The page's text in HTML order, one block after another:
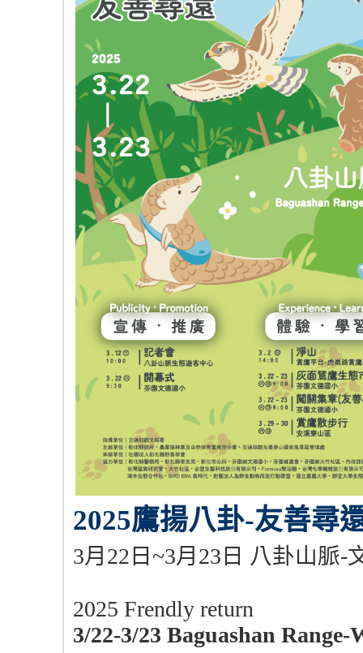
2025鷹揚八卦-友善尋
3月22日~3月23日 八卦山脈-
2025 Frendly return
3/22-3/23 Baguashan Range-